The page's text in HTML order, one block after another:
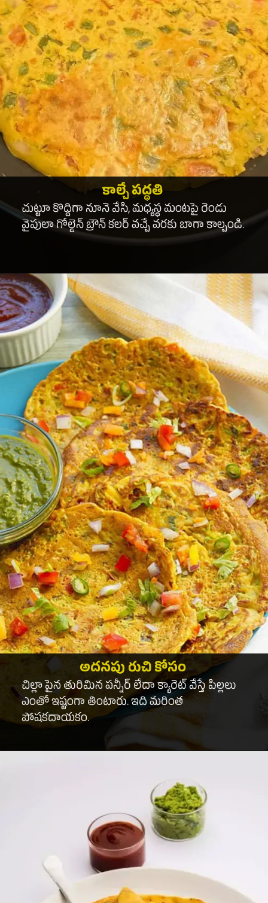
చుట్టూ కొద్దిగా నూనె వేసి, మధ్యస్థ మంటపై రెండు
వైపులా గోల్డెన్ బ్రౌన్ కలర్ వచ్చే వరకు బాగా కాల్చండి.
కాల్చే పద్ధతి
చిల్లా పైన తురిమిన పన్నీర్ లేదా క్యారెట్ వేస్తే పిల్లలు
ఎంతో ఇష్టంగా తింటారు. ఇది మరింత
పోషకదాయకం.
అదనపు రుచి కోసం